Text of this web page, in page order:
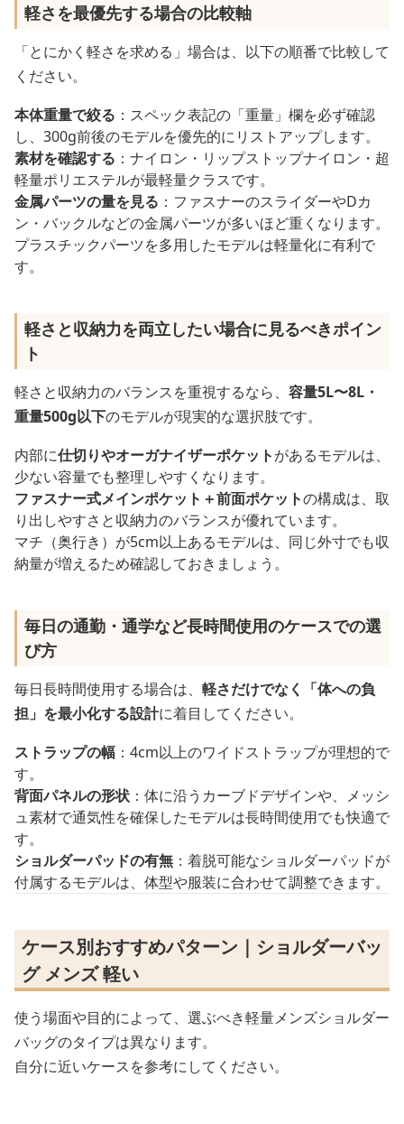
軽さを最優先する場合の比較軸
「とにかく軽さを求める」場合は、以下の順番で比較して
ください。
本体重量で絞る ：スペック表記の「重量」欄を必ず確認
し、300g前後のモデルを優先的にリストアップします。
素材を確認する ：ナイロン・リップストップナイロン・超
軽量ポリエステルが最軽量クラスです。
金属パーツの量を見る ：ファスナーのスライダーやDカ
ン・バックルなどの金属パーツが多いほど重くなります。
プラスチックパーツを多用したモデルは軽量化に有利で
す。
軽さと収納力を両立したい場合に見るべきポイン
ト
軽さと収納力のバランスを重視するなら、 容量5L〜8L・
重量500g以下のモデルが現実的な選択肢です。
内部に仕切りやオーガナイザーポケットがあるモデルは、
少ない容量でも整理しやすくなります。
ファスナー式メインポケット＋前面ポケットの構成は、取
り出しやすさと収納力のバランスが優れています。
マチ（奥行き）が5cm以上あるモデルは、同じ外寸でも収
納量が増えるため確認しておきましょう。
毎日の通勤・通学など長時間使用のケースでの選
び方
毎日長時間使用する場合は、 軽さだけでなく「体への負
担」を最小化する設計に着目してください。
ストラップの幅 ：4cm以上のワイドストラップが理想的で
す。
背面パネルの形状 ：体に沿うカーブドデザインや、メッシ
ュ素材で通気性を確保したモデルは長時間使用でも快適で
す。
ショルダーパッドの有無 ：着脱可能なショルダーパッドが
付属するモデルは、体型や服装に合わせて調整できます。
ケース別おすすめパターン｜ショルダーバッ
グ メンズ 軽い
使う場面や目的によって、選ぶべき軽量メンズショルダー
バッグのタイプは異なります。
自分に近いケースを参考にしてください。